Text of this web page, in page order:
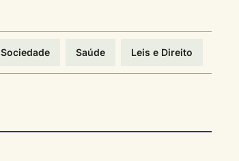
Sociedade Saúde Leis e Direito